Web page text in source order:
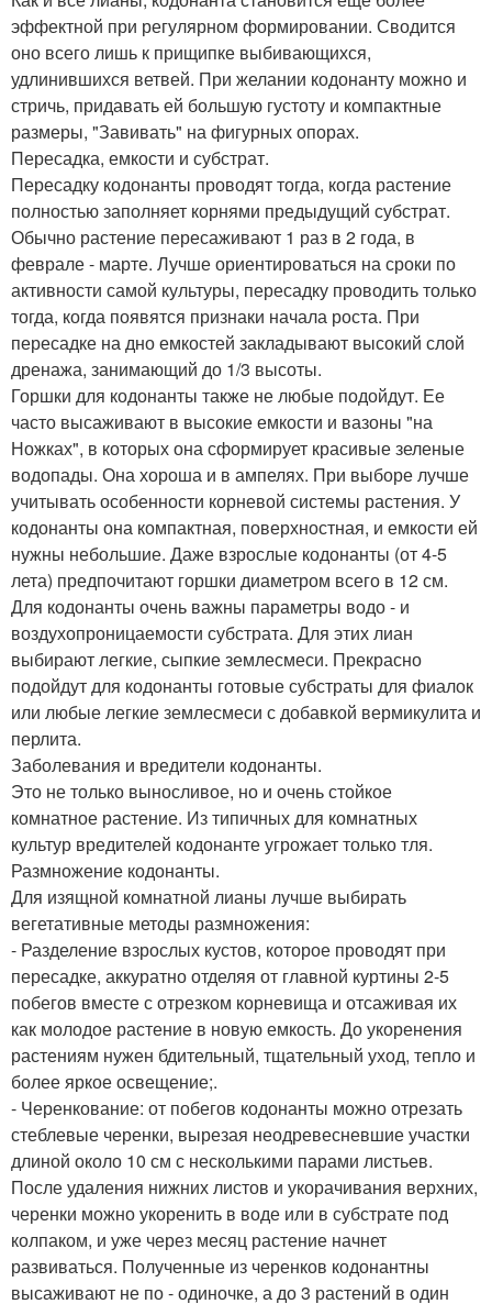
эффектной при регулярном формировании. Сводится
оно всего лишь к прищипке выбивающихся,
удлинившихся ветвей. При желании кодонанту можно и
стричь, придавать ей большую густоту и компактные
размеры, "Завивать" на фигурных опорах.
Пересадка, емкости и субстрат.
Пересадку кодонанты проводят тогда, когда растение
полностью заполняет корнями предыдущий субстрат.
Обычно растение пересаживают 1 раз в 2 года, в
феврале - марте. Лучше ориентироваться на сроки по
активности самой культуры, пересадку проводить только
тогда, когда появятся признаки начала роста. При
пересадке на дно емкостей закладывают высокий слой
дренажа, занимающий до 1/3 высоты.
Горшки для кодонанты также не любые подойдут. Ее
часто высаживают в высокие емкости и вазоны "на
Ножках", в которых она сформирует красивые зеленые
водопады. Она хороша и в ампелях. При выборе лучше
учитывать особенности корневой системы растения. У
кодонанты она компактная, поверхностная, и емкости ей
нужны небольшие. Даже взрослые кодонанты (от 4-5
лета) предпочитают горшки диаметром всего в 12 см.
Для кодонанты очень важны параметры водо - и
воздухопроницаемости субстрата. Для этих лиан
выбирают легкие, сыпкие землесмеси. Прекрасно
подойдут для кодонанты готовые субстраты для фиалок
или любые легкие землесмеси с добавкой вермикулита и
перлита.
Заболевания и вредители кодонанты.
Это не только выносливое, но и очень стойкое
комнатное растение. Из типичных для комнатных
культур вредителей кодонанте угрожает только тля.
Размножение кодонанты.
Для изящной комнатной лианы лучше выбирать
вегетативные методы размножения:
- Разделение взрослых кустов, которое проводят при
пересадке, аккуратно отделяя от главной куртины 2-5
побегов вместе с отрезком корневища и отсаживая их
как молодое растение в новую емкость. До укоренения
растениям нужен бдительный, тщательный уход, тепло и
более яркое освещение;.
- Черенкование: от побегов кодонанты можно отрезать
стеблевые черенки, вырезая неодревесневшие участки
длиной около 10 см с несколькими парами листьев.
После удаления нижних листов и укорачивания верхних,
черенки можно укоренить в воде или в субстрате под
колпаком, и уже через месяц растение начнет
развиваться. Полученные из черенков кодонантны
высаживают не по - одиночке, а до 3 растений в один